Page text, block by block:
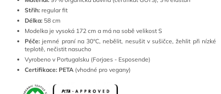
Střih: regular fit
Délka: 58 cm
Modelka je vysoká 172 cm a má na sobě velikost S
Péče: jemné praní na 30°C, nebělit, nesušit v sušičce, žehlit při nízké
teplotě, nečistit nasucho
Vyrobeno v Portugalsku (Forjaes - Esposende)
Certifikace: PETA (vhodné pro vegany)